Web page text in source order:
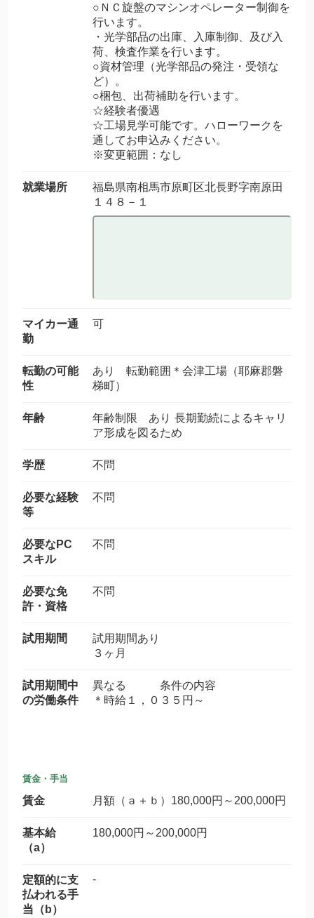
○ＮＣ旋盤のマシンオペレーター制御を
行います。
・光学部品の出庫、入庫制御、及び入
荷、検査作業を行います。
○資材管理（光学部品の発注・受領な
ど）。
○梱包、出荷補助を行います。
☆経験者優遇
☆工場見学可能です。ハローワークを
通してお申込みください。
※変更範囲：なし
就業場所
福島県南相馬市原町区北長野字南原田
１４８－１
マイカー通
勤
可
転勤の可能
性
あり 転勤範囲＊会津工場（耶麻郡磐
梯町）
年齢
年齢制限 あり 長期勤続によるキャリ
ア形成を図るため
学歴 不問
必要な経験
等
不問
必要なPC
スキル
不問
必要な免
許・資格
不問
試用期間
試用期間あり
３ヶ月
試用期間中
の労働条件
異なる 条件の内容
＊時給１，０３５円～
賃金・手当
賃金 月額（ａ＋ｂ）180,000円～200,000円
基本給
（a）
180,000円～200,000円
定額的に支
払われる手
当（b）
-